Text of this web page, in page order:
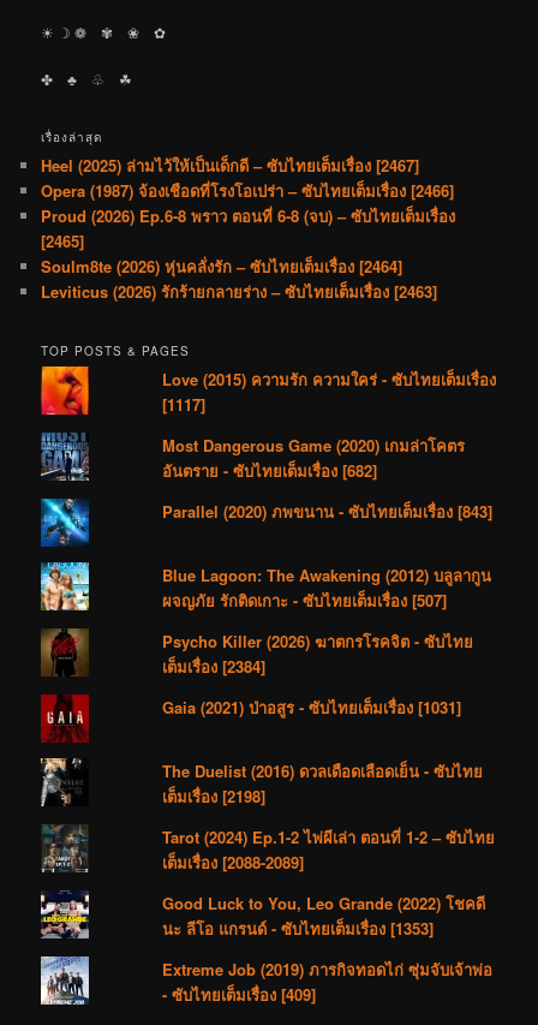
☀︎ ☽ ❁ ✾ ❀ ✿
✤ ♣︎ ♧ ☘︎
เรื่องล่าสุด
Heel (2025) ล่ามไว้ให้เป็นเด็กดี – ซับไทยเต็มเรื่อง [2467]
Opera (1987) จ้องเชือดที่โรงโอเปร่า – ซับไทยเต็มเรื่อง [2466]
Proud (2026) Ep.6-8 พราว ตอนที่ 6-8 (จบ) – ซับไทยเต็มเรื่อง
[2465]
Soulm8te (2026) หุ่นคลั่งรัก – ซับไทยเต็มเรื่อง [2464]
Leviticus (2026) รักร้ายกลายร่าง – ซับไทยเต็มเรื่อง [2463]
TOP POSTS & PAGES
Love (2015) ความรัก ความใคร่ - ซับไทยเต็มเรื่อง
[1117]
Most Dangerous Game (2020) เกมล่าโคตร
อันตราย - ซับไทยเต็มเรื่อง [682]
Parallel (2020) ภพขนาน - ซับไทยเต็มเรื่อง [843]
Blue Lagoon: The Awakening (2012) บลูลากูน
ผจญภัย รักติดเกาะ - ซับไทยเต็มเรื่อง [507]
Psycho Killer (2026) ฆาตกรโรคจิต - ซับไทย
เต็มเรื่อง [2384]
Gaia (2021) ป่าอสูร - ซับไทยเต็มเรื่อง [1031]
The Duelist (2016) ดวลเดือดเลือดเย็น - ซับไทย
เต็มเรื่อง [2198]
Tarot (2024) Ep.1-2 ไพ่ผีเล่า ตอนที่ 1-2 – ซับไทย
เต็มเรื่อง [2088-2089]
Good Luck to You, Leo Grande (2022) โชคดี
นะ ลีโอ แกรนด์ - ซับไทยเต็มเรื่อง [1353]
Extreme Job (2019) ภารกิจทอดไก่ ซุ่มจับเจ้าพ่อ
- ซับไทยเต็มเรื่อง [409]